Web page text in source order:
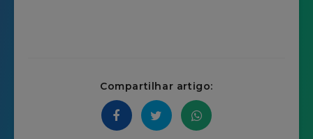
Compartilhar artigo: